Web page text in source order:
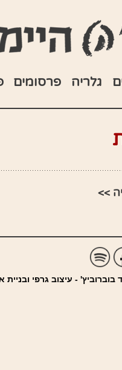
גלריה פרסומים
>>
בוברוביץ' - עיצוב גרפי ובניית